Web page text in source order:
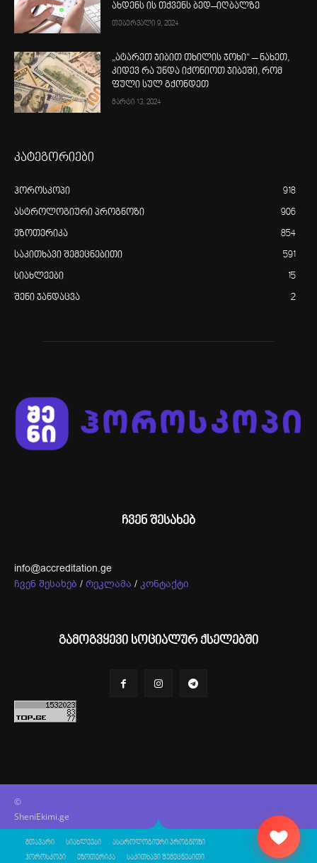
ახდენს ის თქვენს ბედ–იღბალზე
თებერვალი 9, 2024
„ატარეთ ჯიბით თხილის ჯოხი“ – ნახეთ,
კიდევ რა უნდა იქონიოთ ჯიბეში, რომ
ფული სულ გქონდეთ
მარტი 13, 2024
კატეგორიები
ჰოროსკოპი 918
ასტროლოგიური პროგნოზი 906
ეზოთერიკა 854
საკითხავი შემეცნებითი 591
სიახლეები 15
შენი ჯანდაცვა 2
ჩვენ შესახებ
info@accreditation.ge
ჩვენ შესახებ / რეკლამა / კონტაქტი
გამოგვყევი სოციალურ ქსელებში
©
SheniEkimi.ge
მთავარი სიახლეები ასტროლოგიური პროგნოზი
ჰოროსკოპი ეზოთერიკა საკითხავი შემეცნებითი